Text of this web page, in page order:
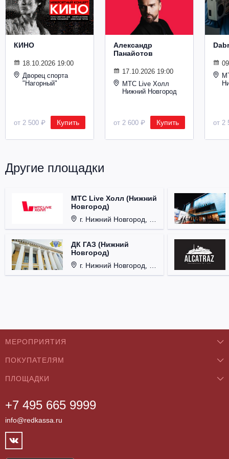
Металл
КИНО
18.10.2026 19:00
Дворец спорта
"Нагорный"
от 2 500 ₽ Купить
Александр
Панайотов
17.10.2026 19:00
МТС Live Холл
Нижний Новгород
от 2 600 ₽ Купить от 2
Другие площадки
МТС Live Холл (Нижний
Новгород)
г. Нижний Новгород, Площадь Октябрьская, д. 1.
ДК ГАЗ (Нижний
Новгород)
г. Нижний Новгород, ул. Смирнова, д. 12.
+7 495 665 9999
info@redkassa.ru
МЕРОПРИЯТИЯ
Концерты
Классика
Театры
Фестивали
Спорт
ПОКУПАТЕЛЯМ
О нас
Как купить
Возврат билетов
Контакты
ПЛОЩАДКИ
Бар/Ресторан/Кафе
Клуб
Концертный зал